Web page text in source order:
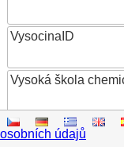
VysocinaID
Vysoká škola
Vysoká škola
osobních údajů